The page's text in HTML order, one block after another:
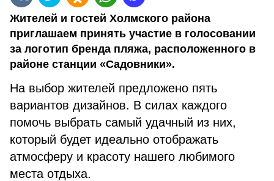
Жителей и гостей Холмского района
приглашаем принять участие в голосовании
за логотип бренда пляжа, расположенного в
районе станции «Садовники».
На выбор жителей предложено пять
вариантов дизайнов. В силах каждого
помочь выбрать самый удачный из них,
который будет идеально отображать
атмосферу и красоту нашего любимого
места отдыха.